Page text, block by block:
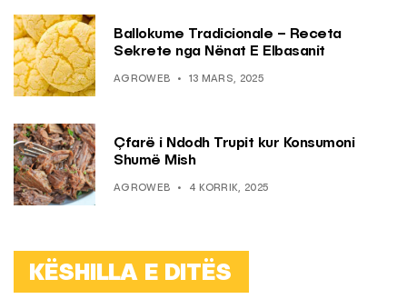
Ballokume Tradicionale – Receta
Sekrete nga Nënat E Elbasanit
AGROWEB 13 MARS, 2025
Çfarë i Ndodh Trupit kur Konsumoni
Shumë Mish
AGROWEB 4 KORRIK, 2025
KËSHILLA E DITËS